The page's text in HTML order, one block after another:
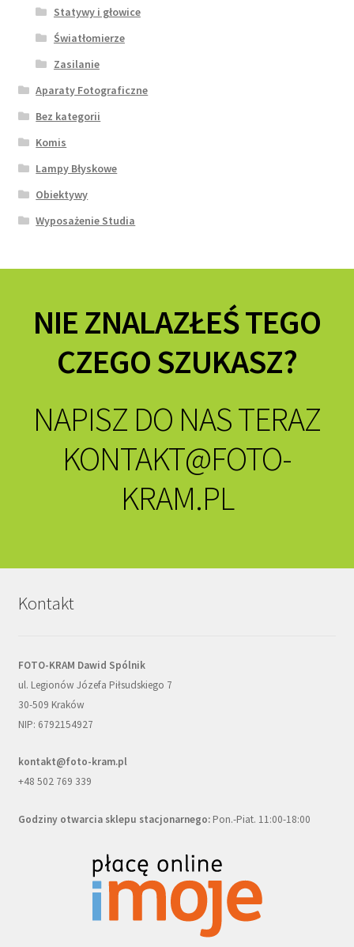
Statywy i głowice
Światłomierze
Zasilanie
Aparaty Fotograficzne
Bez kategorii
Komis
Lampy Błyskowe
Obiektywy
Wyposażenie Studia
NIE ZNALAZŁEŚ TEGO
CZEGO SZUKASZ?
NAPISZ DO NAS TERAZ
KONTAKT@FOTO-
KRAM.PL
Kontakt
FOTO-KRAM Dawid Spólnik
ul. Legionów Józefa Piłsudskiego 7
30-509 Kraków
NIP: 6792154927
kontakt@foto-kram.pl
+48 502 769 339
Godziny otwarcia sklepu stacjonarnego:Pon.-Piat. 11:00-18:00